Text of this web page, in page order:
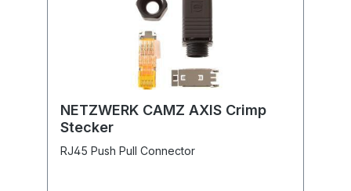
NETZWERK CAMZ AXIS Crimp
Stecker
RJ45 Push Pull Connector